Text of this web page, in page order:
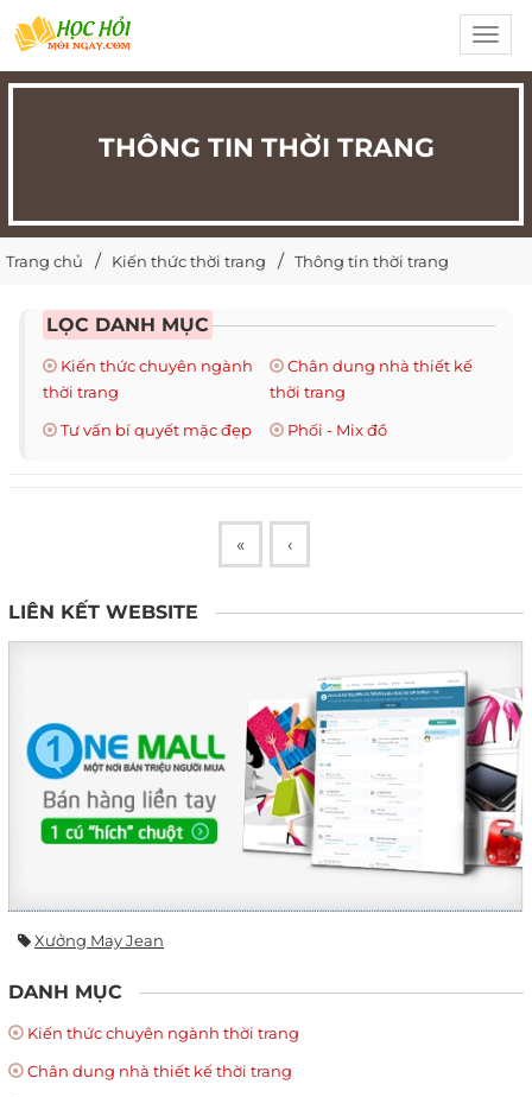
THÔNG TIN THỜI TRANG
Trang chủ Kiến thức thời trang Thông tin thời trang
LỌC DANH MỤC
Kiến thức chuyên ngành
thời trang
Chân dung nhà thiết kế
thời trang
Tư vấn bí quyết mặc đẹp
Phối - Mix đồ
« ‹
LIÊN KẾT WEBSITE
Xưởng May Jean
DANH MỤC
Kiến thức chuyên ngành thời trang
Chân dung nhà thiết kế thời trang